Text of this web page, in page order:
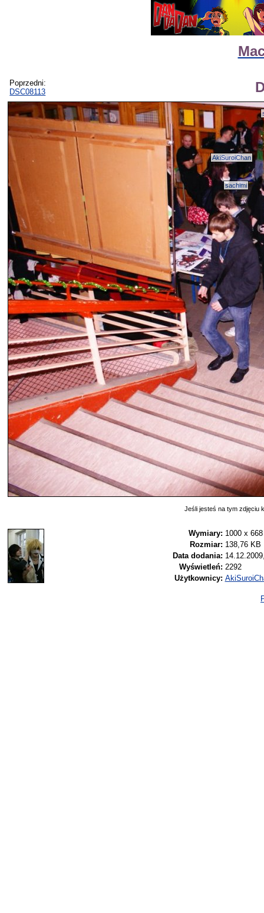
Poprzedni:
DSC08113
AkiSuroiChan
sachimi
Jeśli jesteś na tym zdjęciu
Wymiary: 1000 x 668
Rozmiar: 138,76 KB
Data dodania:
Wyświetleń: 2292
Użytkownicy: